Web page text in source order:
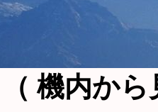
（ 機内か